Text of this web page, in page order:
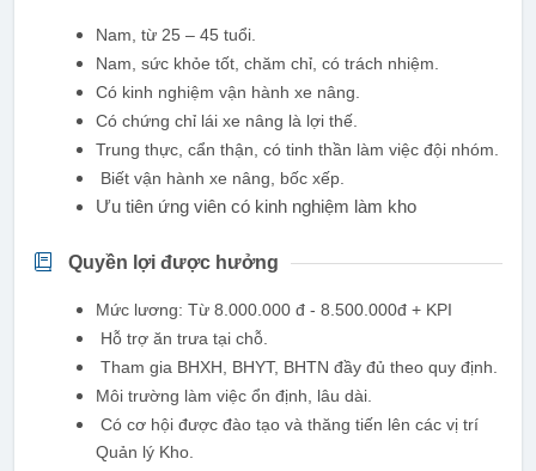
Nam, từ 25 – 45 tuổi.
Nam, sức khỏe tốt, chăm chỉ, có trách nhiệm.
Có kinh nghiệm vận hành xe nâng.
Có chứng chỉ lái xe nâng là lợi thế.
Trung thực, cẩn thận, có tinh thần làm việc đội nhóm.
Biết vận hành xe nâng, bốc xếp.
Ưu tiên ứng viên có kinh nghiệm làm kho
Quyền lợi được hưởng
Mức lương: Từ 8.000.000 đ - 8.500.000đ + KPI
Hỗ trợ ăn trưa tại chỗ.
Tham gia BHXH, BHYT, BHTN đầy đủ theo quy định.
Môi trường làm việc ổn định, lâu dài.
Có cơ hội được đào tạo và thăng tiến lên các vị trí
Quản lý Kho.